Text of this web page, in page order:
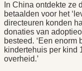
In China ontdekte ze
betaalden voor het
directeuren konden
donaties van
besteed. ‘Een enorm
kindertehuis per kind
overheid.’